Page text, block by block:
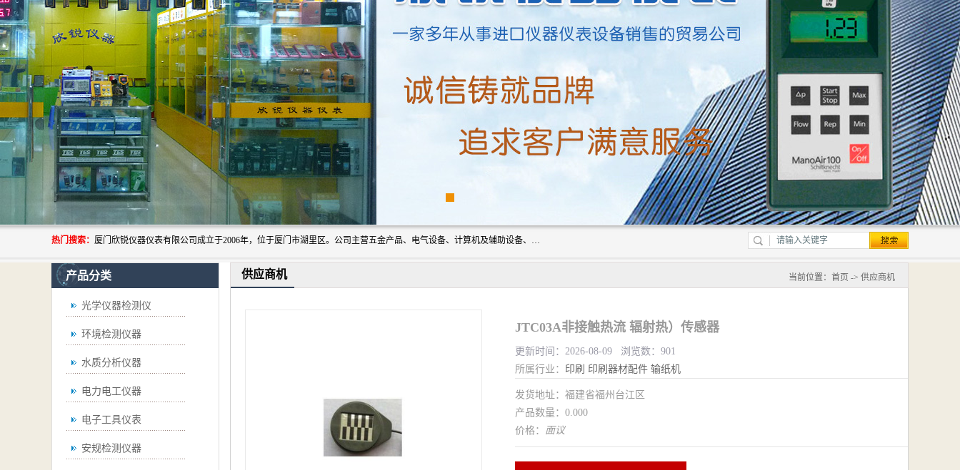
热门搜索： 厦门欣锐仪器仪表有限公司成立于2006年，位于厦门市湖里区。公司主营五金产品、电气设备、计算机及辅助设备、通讯设备的批发与零售，同时涉及乐器、照相器材等文化用品的销售。此外，公司还提供通用设备、电气设备、仪器仪表的修理服务，以及信息系统集成、信息技术咨询、数据处理和存储等技术支持。公司致力于为客户提供全面的产品和服务，满足多样化的市场需求。
产品分类
光学仪器检测仪
环境检测仪器
水质分析仪器
电力电工仪器
电子工具仪表
安规检测仪器
供应商机 当前位置： 首页 -> 供应商机
JTC03A非接触热流 辐射热）传感器
更新时间：2026-08-09 浏览数：901
所属行业： 印刷 印刷器材配件 输纸机
发货地址：福建省福州台江区
产品数量：0.000
价格： 面议